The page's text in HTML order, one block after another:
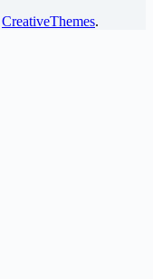
CreativeThemes.